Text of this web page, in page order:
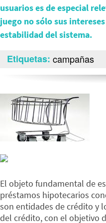
usuarios es de especial
juego no sólo sus
estabilidad del sistema.
Etiquetas campañas
El objeto fundamental de
préstamos hipotecarios
son entidades de crédito y
del crédito, con el objetivo